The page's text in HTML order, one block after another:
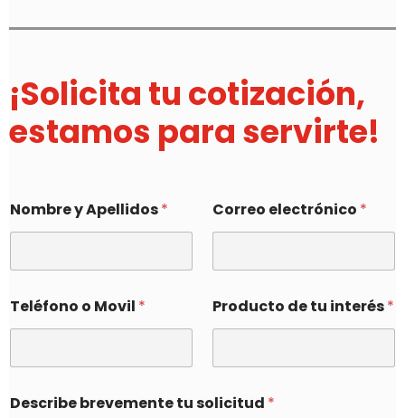
¡Solicita tu cotización,
estamos para servirte!
Nombre y Apellidos* Correo electrónico *
Teléfono o Movil * Producto de tu interés*
Describe brevemente tu solicitud *